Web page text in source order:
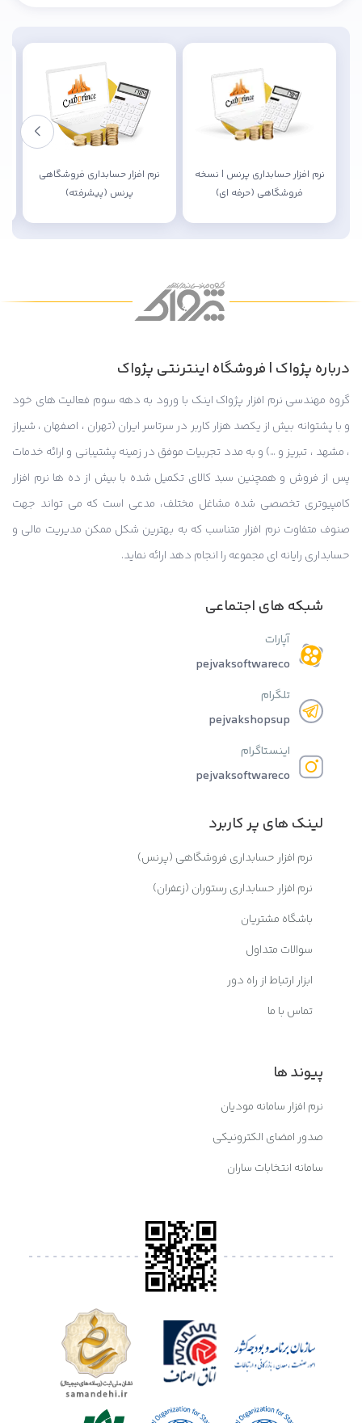
نرم افزار حسابداری پرنس | نسخه
فروشگاهی (حرفه ای)
نرم افزار حسابداری فروشگاهی
پرنس (پیشرفته)
درباره پژواک | فروشگاه اینترنتی پژواک
گروه مهندسی نرم افزار پژواک اینک با ورود به دهه سوم فعالیت های خود
و با پشتوانه بیش از یکصد هزار کاربر در سرتاسر ایران (تهران ، اصفهان ، شیراز
، مشهد ، تبریز و …) و به مدد تجربیات موفق در زمینه پشتیبانی و ارائه خدمات
پس از فروش و همچنین سبد کالای تکمیل شده با بیش از ده ها نرم افزار
کامپیوتری تخصصی شده مشاغل مختلف، مدعی است که می تواند جهت
صنوف متفاوت نرم افزار متناسب که به بهترین شکل ممکن مدیریت مالی و
حسابداری رایانه ای مجموعه را انجام دهد ارائه نماید.
شبکه های اجتماعی
آپارات
pejvaksoftwareco
تلگرام
pejvakshopsup
اینستاگرام
pejvaksoftwareco
لینک های پر کاربرد
نرم افزار حسابداری فروشگاهی (پرنس)
نرم افزار حسابداری رستوران (زعفران)
باشگاه مشتریان
سوالات متداول
ابزار ارتباط از راه دور
تماس با ما
پیوند ها
نرم افزار سامانه مودیان
صدور امضای الکترونیکی
سامانه انتخابات ساران